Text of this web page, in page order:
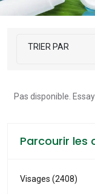
TRIER PAR
Pas disponible.
Parcourir les
Visages (2408)